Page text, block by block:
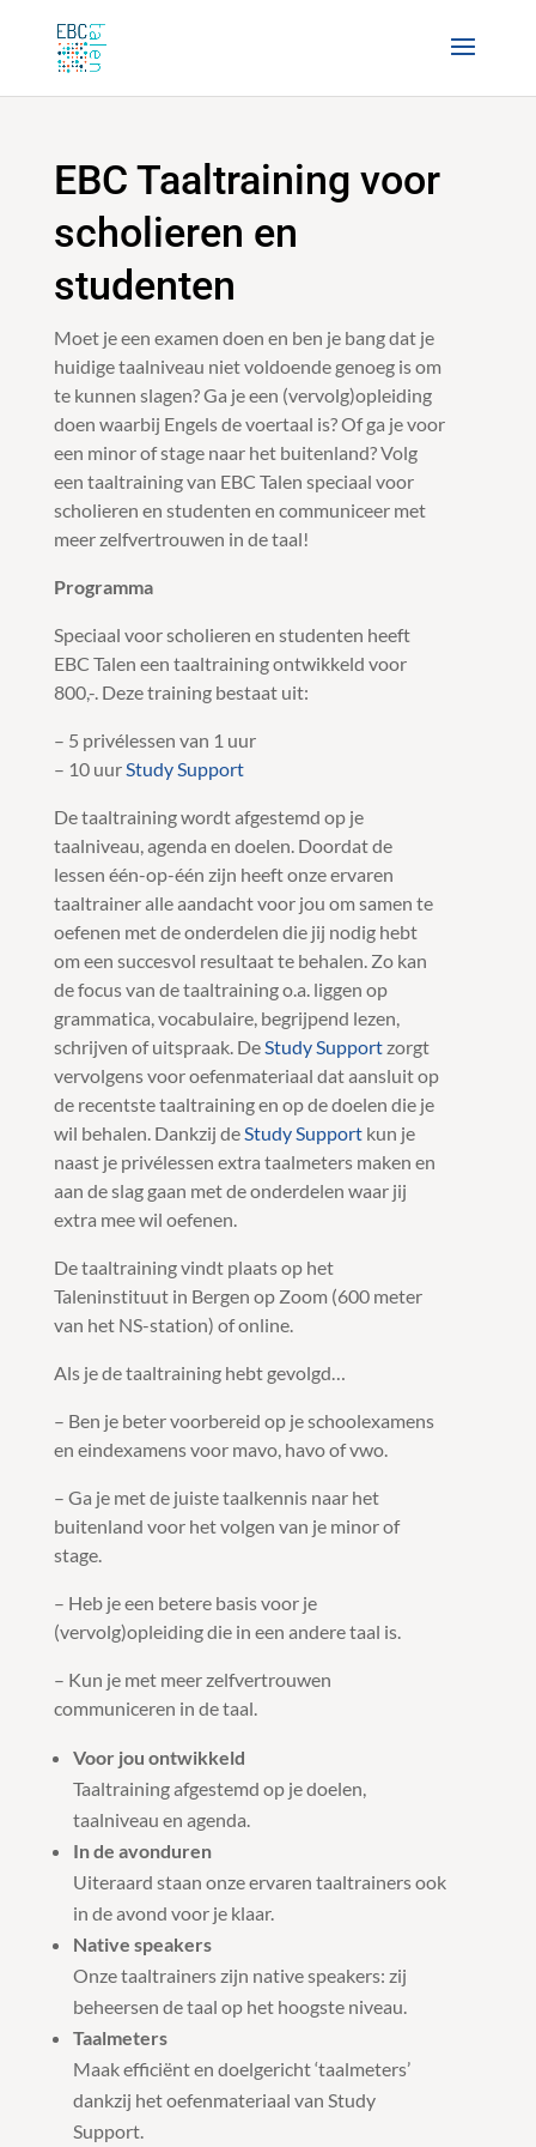
EBC Taaltraining voor
scholieren en
studenten
Moet je een examen doen en ben je bang dat je
huidige taalniveau niet voldoende genoeg is om
te kunnen slagen? Ga je een (vervolg)opleiding
doen waarbij Engels de voertaal is? Of ga je voor
een minor of stage naar het buitenland? Volg
een taaltraining van EBC Talen speciaal voor
scholieren en studenten en communiceer met
meer zelfvertrouwen in de taal!
Programma
Speciaal voor scholieren en studenten heeft
EBC Talen een taaltraining ontwikkeld voor
800,-. Deze training bestaat uit:
– 5 privélessen van 1 uur
– 10 uurStudy Support
De taaltraining wordt afgestemd op je
taalniveau, agenda en doelen. Doordat de
lessen één-op-één zijn heeft onze ervaren
taaltrainer alle aandacht voor jou om samen te
oefenen met de onderdelen die jij nodig hebt
om een succesvol resultaat te behalen. Zo kan
de focus van de taaltraining o.a. liggen op
grammatica, vocabulaire, begrijpend lezen,
schrijven of uitspraak. DeStudy Supportzorgt
vervolgens voor oefenmateriaal dat aansluit op
de recentste taaltraining en op de doelen die je
wil behalen. Dankzij deStudy Supportkun je
naast je privélessen extra taalmeters maken en
aan de slag gaan met de onderdelen waar jij
extra mee wil oefenen.
De taaltraining vindt plaats op het
Taleninstituut in Bergen op Zoom (600 meter
van het NS-station) of online.
Als je de taaltraining hebt gevolgd…
– Ben je beter voorbereid op je schoolexamens
en eindexamens voor mavo, havo of vwo.
– Ga je met de juiste taalkennis naar het
buitenland voor het volgen van je minor of
stage.
– Heb je een betere basis voor je
(vervolg)opleiding die in een andere taal is.
– Kun je met meer zelfvertrouwen
communiceren in de taal.
Voor jou ontwikkeld
Taaltraining afgestemd op je doelen,
taalniveau en agenda.
In de avonduren
Uiteraard staan onze ervaren taaltrainers ook
in de avond voor je klaar.
Native speakers
Onze taaltrainers zijn native speakers: zij
beheersen de taal op het hoogste niveau.
Taalmeters
Maak efficiënt en doelgericht ‘taalmeters’
dankzij het oefenmateriaal van Study
Support.